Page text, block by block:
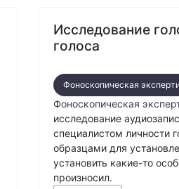
Исследование
голоса
Фоноскопическая
Фоноскопическая
исследование
специалистом личности
образцами для
установить какие-то
произносил.